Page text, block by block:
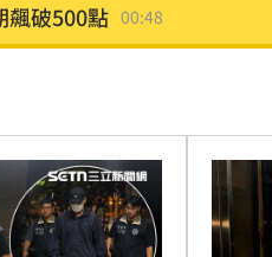
飆破500點 00:48
表達障礙遭重擊 00:41
價股買法：賺30萬 00:36